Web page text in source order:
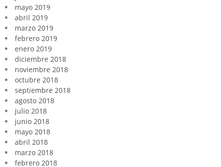
mayo 2019
abril 2019
marzo 2019
febrero 2019
enero 2019
diciembre 2018
noviembre 2018
octubre 2018
septiembre 2018
agosto 2018
julio 2018
junio 2018
mayo 2018
abril 2018
marzo 2018
febrero 2018